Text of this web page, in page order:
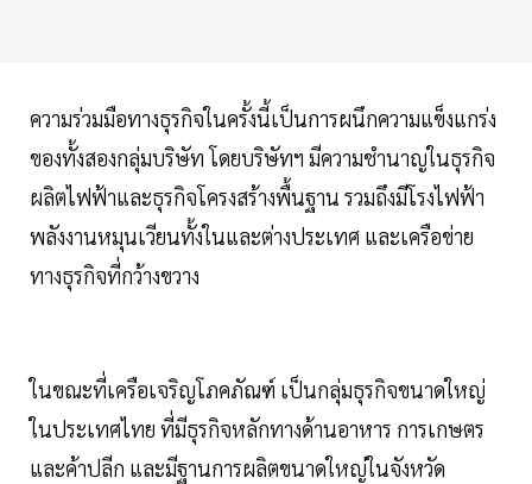
ความร่วมมือทางธุรกิจในครั้งนี้เป็นการผนึกความแข็งแกร่ง
ของทั้งสองกลุ่มบริษัท โดยบริษัทฯ มีความชำนาญในธุรกิจ
ผลิตไฟฟ้าและธุรกิจโครงสร้างพื้นฐาน รวมถึงมีโรงไฟฟ้า
พลังงานหมุนเวียนทั้งในและต่างประเทศ และเครือข่าย
ทางธุรกิจที่กว้างขวาง
ในขณะที่เครือเจริญโภคภัณฑ์ เป็นกลุ่มธุรกิจขนาดใหญ่
ในประเทศไทย ที่มีธุรกิจหลักทางด้านอาหาร การเกษตร
และค้าปลีก และมีฐานการผลิตขนาดใหญ่ในจังหวัด